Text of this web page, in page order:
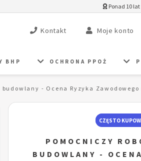
Ponad 10
Kontakt Moje konto
BHP OCHRONA PPOŻ
- Ocena Ryzyka Zawodowego
CZĘSTO
POMOCNICZY
BUDOWLANY -